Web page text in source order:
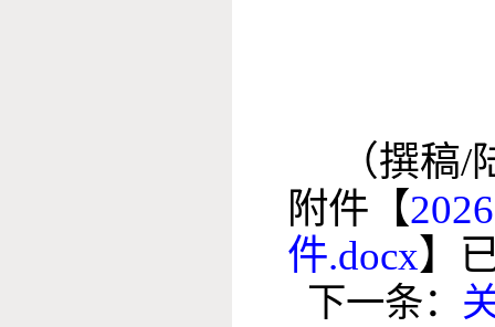
（撰稿
附件【
件.docx】
下一条：